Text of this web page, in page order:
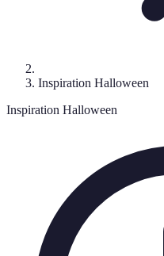
Inspiration Halloween
Inspiration Halloween